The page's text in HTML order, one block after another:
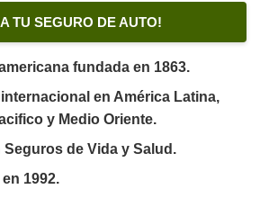
TU SEGURO DE AUTO!
fundada en 1863.
en América Latina,
y Medio Oriente.
Seguros de Vida y Salud.
1992.